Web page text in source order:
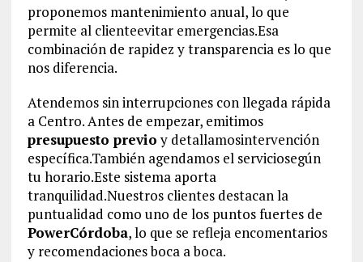
proponemos mantenimiento anual, lo que
permite al clienteevitar emergencias.Esa
combinación de rapidez y transparencia es lo que
nos diferencia.
Atendemos sin interrupciones con llegada rápida
a Centro. Antes de empezar, emitimos
presupuesto previoy detallamosintervención
específica.También agendamos el serviciosegún
tu horario.Este sistema aporta
tranquilidad.Nuestros clientes destacan la
puntualidad como uno de los puntos fuertes de
PowerCórdoba, lo que se refleja encomentarios
y recomendaciones boca a boca.